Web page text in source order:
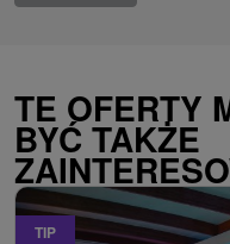
TE OFERTY
BYĆ TAKŻE
TIP